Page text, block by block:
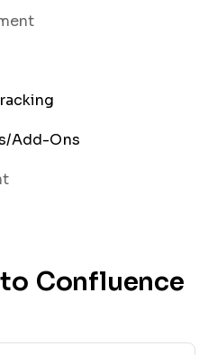
Add-Ons
Confluence